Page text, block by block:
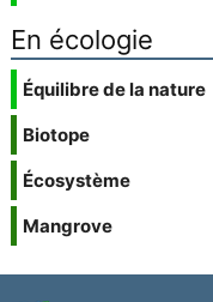
En écologie
Équilibre de la nature
Biotope
Écosystème
Mangrove